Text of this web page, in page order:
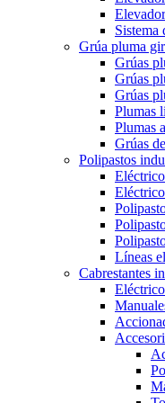
Grúa pluma
Grúas
Grúas
Grúas
Plumas
Plumas
Grúas
Polipastos
Líneas
Cabrestantes